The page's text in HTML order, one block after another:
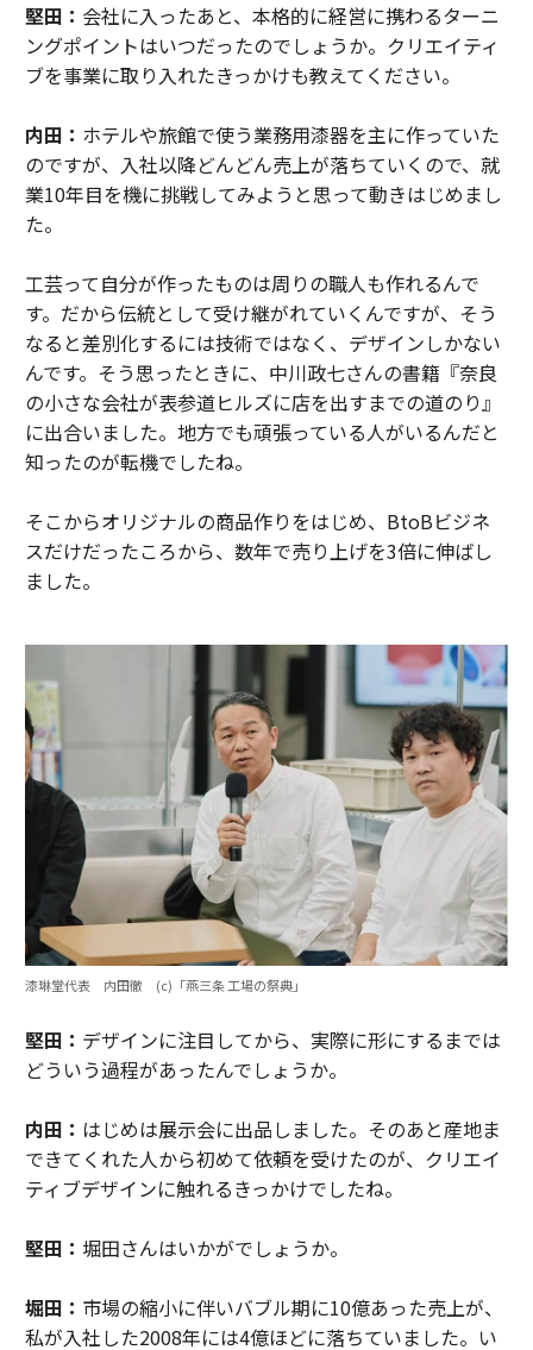
堅田： 会社に入ったあと、本格的に経営に携わるターニ
ングポイントはいつだったのでしょうか。クリエイティ
ブを事業に取り入れたきっかけも教えてください。
内田： ホテルや旅館で使う業務用漆器を主に作っていた
のですが、入社以降どんどん売上が落ちていくので、就
業10年目を機に挑戦してみようと思って動きはじめまし
た。
工芸って自分が作ったものは周りの職人も作れるんで
す。だから伝統として受け継がれていくんですが、そう
なると差別化するには技術ではなく、デザインしかない
んです。そう思ったときに、中川政七さんの書籍『奈良
の小さな会社が表参道ヒルズに店を出すまでの道のり』
に出合いました。地方でも頑張っている人がいるんだと
知ったのが転機でしたね。
そこからオリジナルの商品作りをはじめ、BtoBビジネ
スだけだったころから、数年で売り上げを3倍に伸ばし
ました。
漆琳堂代表 内田徹 (c)「燕三条 工場の祭典」
堅田： デザインに注目してから、実際に形にするまでは
どういう過程があったんでしょうか。
内田： はじめは展示会に出品しました。そのあと産地ま
できてくれた人から初めて依頼を受けたのが、クリエイ
ティブデザインに触れるきっかけでしたね。
堅田： 堀田さんはいかがでしょうか。
堀田： 市場の縮小に伴いバブル期に10億あった売上が、
私が入社した2008年には4億ほどに落ちていました。い